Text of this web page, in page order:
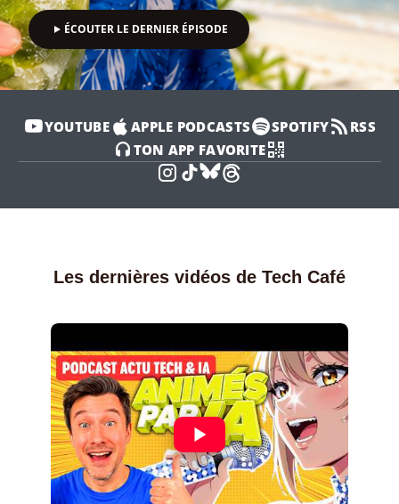
ÉCOUTER LE DERNIER ÉPISODE
YOUTUBE APPLE PODCASTS SPOTIFY
RSS
TON APP FAVORITE
AFFICHER
QR
PODCAST
Les dernières vidéos de Tech Café